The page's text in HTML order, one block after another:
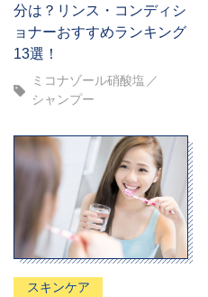
分は？リンス・コンディシ
ョナーおすすめランキング
13選！
ミコナゾール硝酸塩
シャンプー
スキンケア